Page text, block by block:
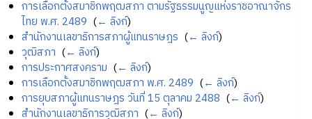
การเลือกตั้งสมาชิกพฤฒสภา ตามรัฐธรรมนูญแห่งราชอาณาจักร
ไทย พ.ศ. 2489 (← ลิงก์)
สำนักงานเลขาธิการสภาผู้แทนราษฎร (← ลิงก์)
วุฒิสภา (← ลิงก์)
การประกาศสงคราม (← ลิงก์)
การเลือกตั้งสมาชิกพฤฒสภา พ.ศ. 2489 (← ลิงก์)
การยุบสภาผู้แทนราษฎร วันที่ 15 ตุลาคม 2488 (← ลิงก์)
สำนักงานเลขาธิการวุฒิสภา (← ลิงก์)